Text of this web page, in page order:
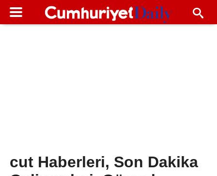
cut Haberleri, Son Dakika